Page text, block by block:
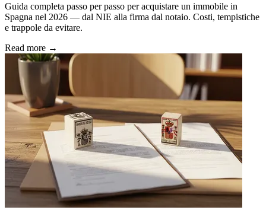
Guida completa passo per passo per acquistare un immobile in
Spagna nel 2026 — dal NIE alla firma dal notaio. Costi, tempistiche
e trappole da evitare.
Read more →